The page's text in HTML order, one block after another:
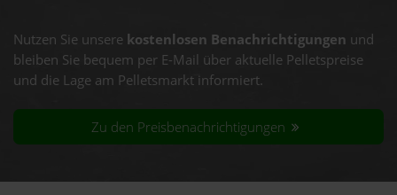
Nutzen Sie unsere kostenlosen Benachrichtigungen und
bleiben Sie bequem per E-Mail über aktuelle Pelletspreise
und die Lage am Pelletsmarkt informiert.
Zu den Preisbenachrichtigungen